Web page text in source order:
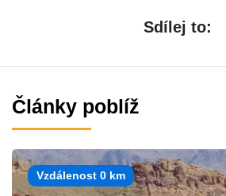
Sdílej to:
Články poblíž
Vzdálenost 0 km